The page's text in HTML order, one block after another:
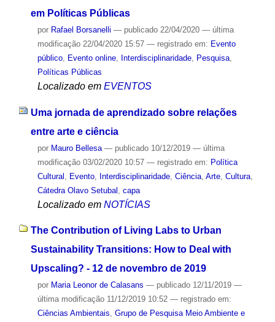
em Políticas Públicas
por Rafael Borsanelli — publicado22/04/2020 — última
modificação22/04/2020 15:57 — registrado em: Evento
público, Evento online, Interdisciplinaridade, Pesquisa,
Políticas Públicas
Localizado em EVENTOS
Uma jornada de aprendizado sobre relações
entre arte e ciência
por Mauro Bellesa — publicado10/12/2019 — última
modificação03/02/2020 10:57 — registrado em: Política
Cultural
Evento, Interdisciplinaridade, Ciência, Arte, Cultura,
Cátedra Olavo Setubal capa
Localizado em NOTÍCIAS
The Contribution of Living Labs to Urban
Sustainability Transitions: How to Deal with
Upscaling? - 12 de novembro de 2019
por Maria Leonor de Calasans — publicado12/11/2019 —
última modificação11/12/2019 10:52 — registrado em:
Ciências Ambientais, Grupo de Pesquisa Meio Ambiente e